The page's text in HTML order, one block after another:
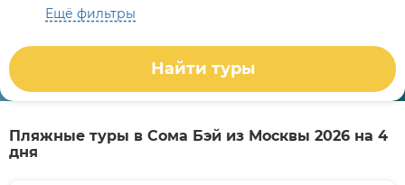
Ещё фильтры
Найти туры
Пляжные туры в Сома Бэй из Москвы 2026 на 4
дня